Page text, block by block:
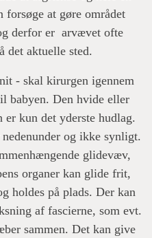
forsøge at gøre området
derfor er arvævet ofte
det aktuelle sted.
- skal kirurgen igennem
babyen. Den hvide eller
er kun det yderste hudlag.
og ikke synligt.
glidevæv,
organer kan glide frit,
holdes på plads. Der kan
af fascierne, som evt.
sammen. Det kan give